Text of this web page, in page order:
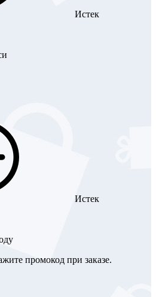
Истек
Истек
промокод при заказе.